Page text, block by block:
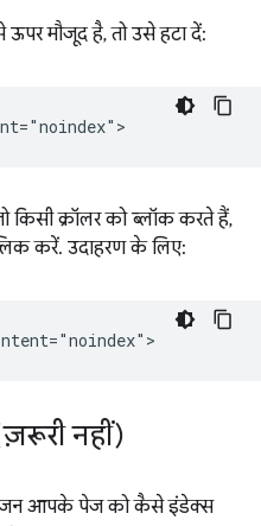
मौजूद है, तो उसे हटा दें:
किसी क्रॉलर को ब्लॉक करते हैं,
करें. उदाहरण के लिए:
नहीं)
इंजन आपके पेज को कैसे इंडेक्स